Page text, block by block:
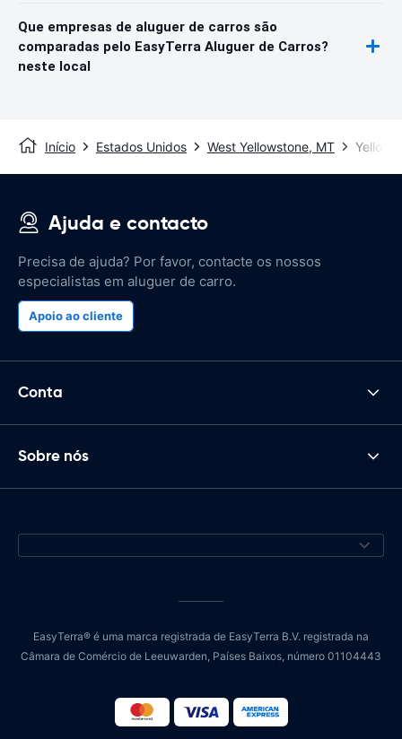
Que empresas de aluguer de carros são
comparadas pelo EasyTerra Aluguer de Carros?
neste local
Início Estados Unidos West Yellowstone, MT
Ajuda e contacto
Precisa de ajuda? Por favor, contacte os nossos
especialistas em aluguer de carro.
Apoio ao cliente
Conta
Sobre nós
EasyTerra® é uma marca registrada de EasyTerra B.V. registrada na
Câmara de Comércio de Leeuwarden, Países Baixos, número 01104443